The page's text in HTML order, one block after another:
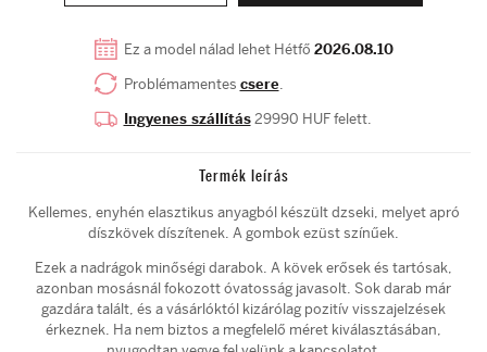
Ez a model nálad lehet Hétfő 2026.08.10
Problémamentes csere
Ingyenes szállítás29990 HUF felett.
Termék leírás
Kellemes, enyhén elasztikus anyagból készült dzseki, melyet apró
díszkövek díszítenek. A gombok ezüst színűek.
Ezek a nadrágok minőségi darabok. A kövek erősek és tartósak,
azonban mosásnál fokozott óvatosság javasolt. Sok darab már
gazdára talált, és a vásárlóktól kizárólag pozitív visszajelzések
érkeznek. Ha nem biztos a megfelelő méret kiválasztásában,